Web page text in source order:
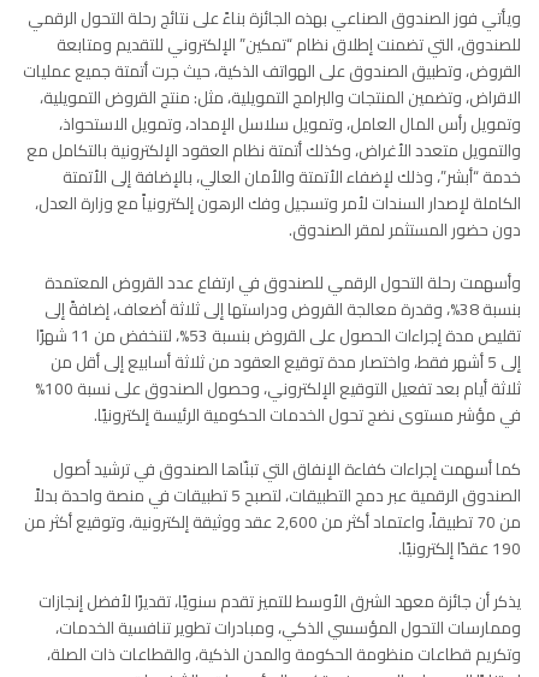
ويأتي فوز الصندوق الصناعي بهذه الجائزة بناءً على نتائج رحلة التحول الرقمي
للصندوق، التي تضمنت إطلاق نظام “تمكين” الإلكتروني للتقديم ومتابعة
القروض، وتطبيق الصندوق على الهواتف الذكية، حيث جرت أتمتة جميع عمليات
الاقراض، وتضمين المنتجات والبرامج التمويلية، مثل: منتج القروض التمويلية،
وتمويل رأس المال العامل، وتمويل سلاسل الإمداد، وتمويل الاستحواذ،
والتمويل متعدد الأغراض، وكذلك أتمتة نظام العقود الإلكترونية بالتكامل مع
خدمة “أبشر”، وذلك لإضفاء الأتمتة والأمان العالي، بالإضافة إلى الأتمتة
الكاملة لإصدار السندات لأمر وتسجيل وفك الرهون إلكترونياً مع وزارة العدل،
دون حضور المستثمر لمقر الصندوق.
وأسهمت رحلة التحول الرقمي للصندوق في ارتفاع عدد القروض المعتمدة
بنسبة 38%، وقدرة معالجة القروض ودراستها إلى ثلاثة أضعاف، إضافةً إلى
تقليص مدة إجراءات الحصول على القروض بنسبة 53%، لتنخفض من 11 شهرًا
إلى 5 أشهر فقط، واختصار مدة توقيع العقود من ثلاثة أسابيع إلى أقل من
ثلاثة أيام بعد تفعيل التوقيع الإلكتروني، وحصول الصندوق على نسبة 100%
في مؤشر مستوى نضج تحول الخدمات الحكومية الرئيسة إلكترونيًا.
كما أسهمت إجراءات كفاءة الإنفاق التي تبنّاها الصندوق في ترشيد أصول
الصندوق الرقمية عبر دمج التطبيقات، لتصبح 5 تطبيقات في منصة واحدة بدلاً
من 70 تطبيقاً، واعتماد أكثر من 2,600 عقد ووثيقة إلكترونية، وتوقيع أكثر من
190 عقدًا إلكترونيًا.
يذكر أن جائزة معهد الشرق الأوسط للتميز تقدم سنويًا، تقديرًا لأفضل إنجازات
وممارسات التحول المؤسسي الذكي، ومبادرات تطوير تنافسية الخدمات،
وتكريم قطاعات منظومة الحكومة والمدن الذكية، والقطاعات ذات الصلة،